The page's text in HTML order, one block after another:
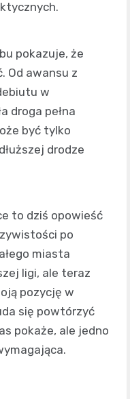
pokazuje, że
Od awansu z
w
droga pełna
być tylko
drodze
to dziś opowieść
po
miasta
ligi, ale teraz
pozycję w
się powtórzyć
pokaże, ale jedno